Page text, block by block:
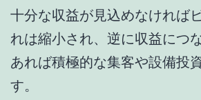
十分な収益が見込めなければ
れは縮小され、逆に収益につ
あれば積極的な集客や設備投
す。